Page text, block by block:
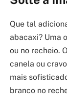
Que tal
abacaxi? Uma
ou no recheio.
canela ou
mais
branco no